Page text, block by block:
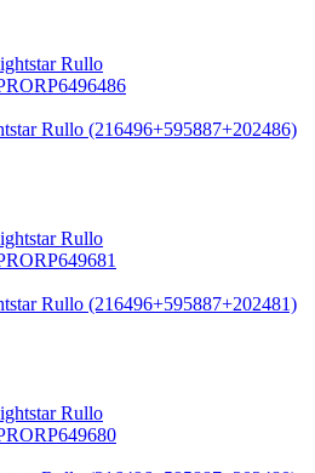
Rullo (216496+595887+202486)
Rullo (216496+595887+202481)